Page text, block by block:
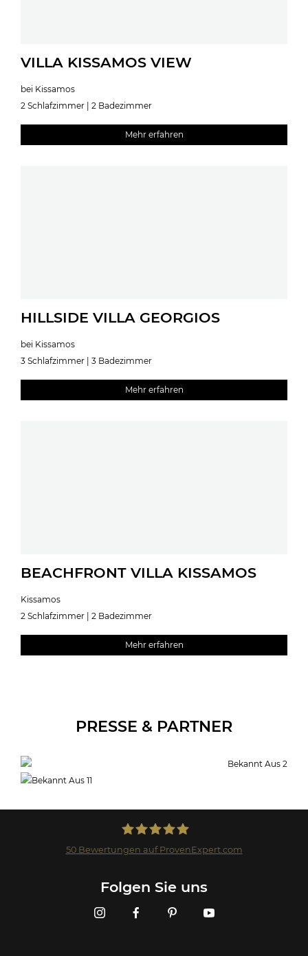
VILLA KISSAMOS VIEW
bei Kissamos
2 Schlafzimmer | 2 Badezimmer
Mehr erfahren
HILLSIDE VILLA GEORGIOS
bei Kissamos
3 Schlafzimmer | 3 Badezimmer
Mehr erfahren
BEACHFRONT VILLA KISSAMOS
Kissamos
2 Schlafzimmer | 2 Badezimmer
Mehr erfahren
PRESSE & PARTNER
50Bewertungen auf ProvenExpert.com
Folgen Sie uns